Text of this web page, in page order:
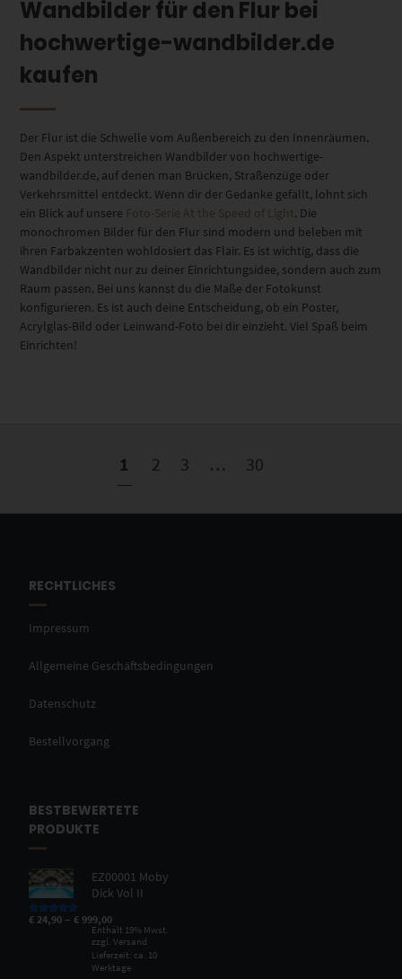
Wandbilder für den Flur bei
hochwertige-wandbilder.de
kaufen
Der Flur ist die Schwelle vom Außenbereich zu den Innenräumen.
Den Aspekt unterstreichen Wandbilder von hochwertige-
wandbilder.de, auf denen man Brücken, Straßenzüge oder
Verkehrsmittel entdeckt. Wenn dir der Gedanke gefällt, lohnt sich
ein Blick auf unsere Foto-Serie At the Speed of Light. Die
monochromen Bilder für den Flur sind modern und beleben mit
ihren Farbakzenten wohldosiert das Flair. Es ist wichtig, dass die
Wandbilder nicht nur zu deiner Einrichtungsidee, sondern auch zum
Raum passen. Bei uns kannst du die Maße der Fotokunst
konfigurieren. Es ist auch deine Entscheidung, ob ein Poster,
Acrylglas-Bild oder Leinwand-Foto bei dir einzieht. Viel Spaß beim
Einrichten!
1 2 3 … 30
RECHTLICHES
Impressum
Allgemeine Geschäftsbedingungen
Datenschutz
Bestellvorgang
BESTBEWERTETE
PRODUKTE
EZ00001 Moby
Dick Vol II
Bewertet mit
von 5
€ 24,90 –€ 999,00
Enthält 19% Mwst.
zzgl.Versand
Lieferzeit: ca. 10
Werktage